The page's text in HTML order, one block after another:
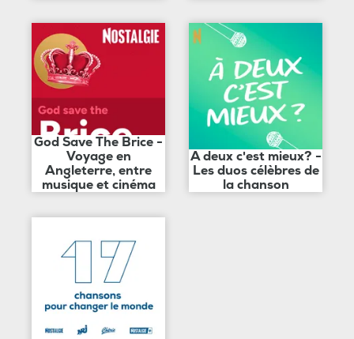
God Save The Brice -
Voyage en
Angleterre, entre
musique et cinéma
A deux c'est mieux? -
Les duos célèbres de
la chanson